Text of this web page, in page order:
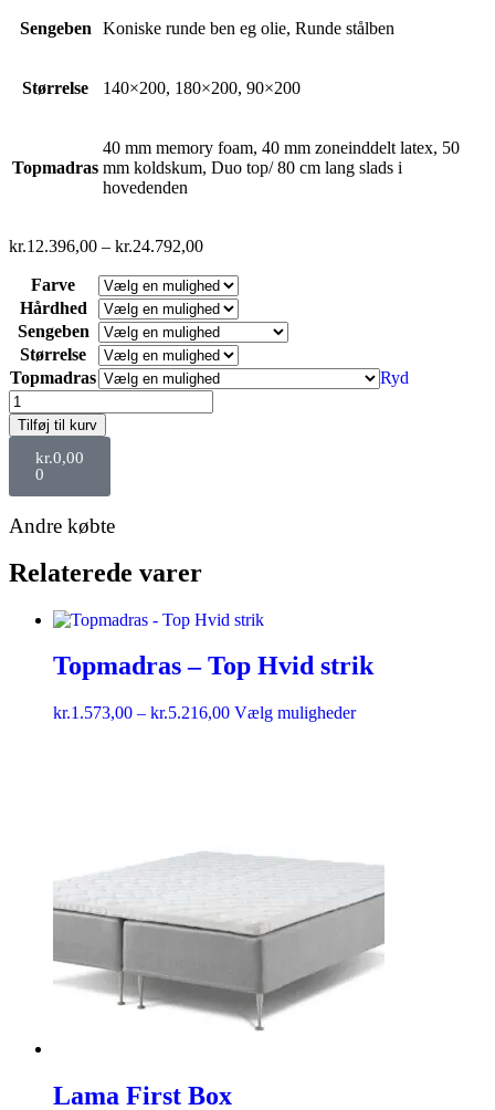
Sengeben Koniske runde ben eg olie, Runde stålben
Størrelse 140×200, 180×200, 90×200
Topmadras
40 mm memory foam, 40 mm zoneinddelt latex, 50
mm koldskum, Duo top/ 80 cm lang slads i
hovedenden
kr.12.396,00 – kr.24.792,00
Farve
Hårdhed
Sengeben
Størrelse
Topmadras
Ryd
Tilføj til kurv
kr.0,00
0
Andre købte
Relaterede varer
Topmadras – Top Hvid strik
kr.1.573,00 – kr.5.216,00 Vælg muligheder
Lama First Box